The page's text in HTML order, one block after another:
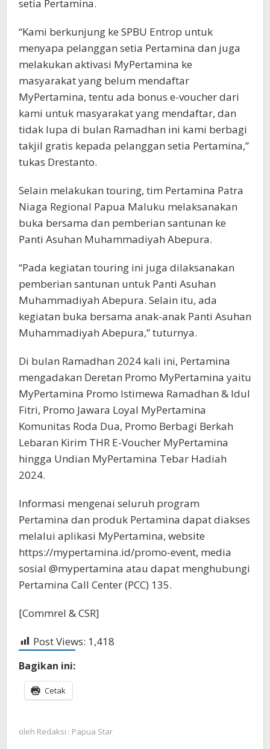
setia Pertamina.
“Kami berkunjung ke SPBU Entrop untuk
menyapa pelanggan setia Pertamina dan juga
melakukan aktivasi MyPertamina ke
masyarakat yang belum mendaftar
MyPertamina, tentu ada bonus e-voucher dari
kami untuk masyarakat yang mendaftar, dan
tidak lupa di bulan Ramadhan ini kami berbagi
takjil gratis kepada pelanggan setia Pertamina,”
tukas Drestanto.
Selain melakukan touring, tim Pertamina Patra
Niaga Regional Papua Maluku melaksanakan
buka bersama dan pemberian santunan ke
Panti Asuhan Muhammadiyah Abepura.
“Pada kegiatan touring ini juga dilaksanakan
pemberian santunan untuk Panti Asuhan
Muhammadiyah Abepura. Selain itu, ada
kegiatan buka bersama anak-anak Panti Asuhan
Muhammadiyah Abepura,” tuturnya.
Di bulan Ramadhan 2024 kali ini, Pertamina
mengadakan Deretan Promo MyPertamina yaitu
MyPertamina Promo Istimewa Ramadhan & Idul
Fitri, Promo Jawara Loyal MyPertamina
Komunitas Roda Dua, Promo Berbagi Berkah
Lebaran Kirim THR E-Voucher MyPertamina
hingga Undian MyPertamina Tebar Hadiah
2024.
Informasi mengenai seluruh program
Pertamina dan produk Pertamina dapat diakses
melalui aplikasi MyPertamina, website
https://mypertamina.id/promo-event, media
sosial @mypertamina atau dapat menghubungi
Pertamina Call Center (PCC) 135.
[Commrel & CSR]
Post Views: 1,418
Bagikan ini:
Cetak
oleh Redaksi : Papua Star